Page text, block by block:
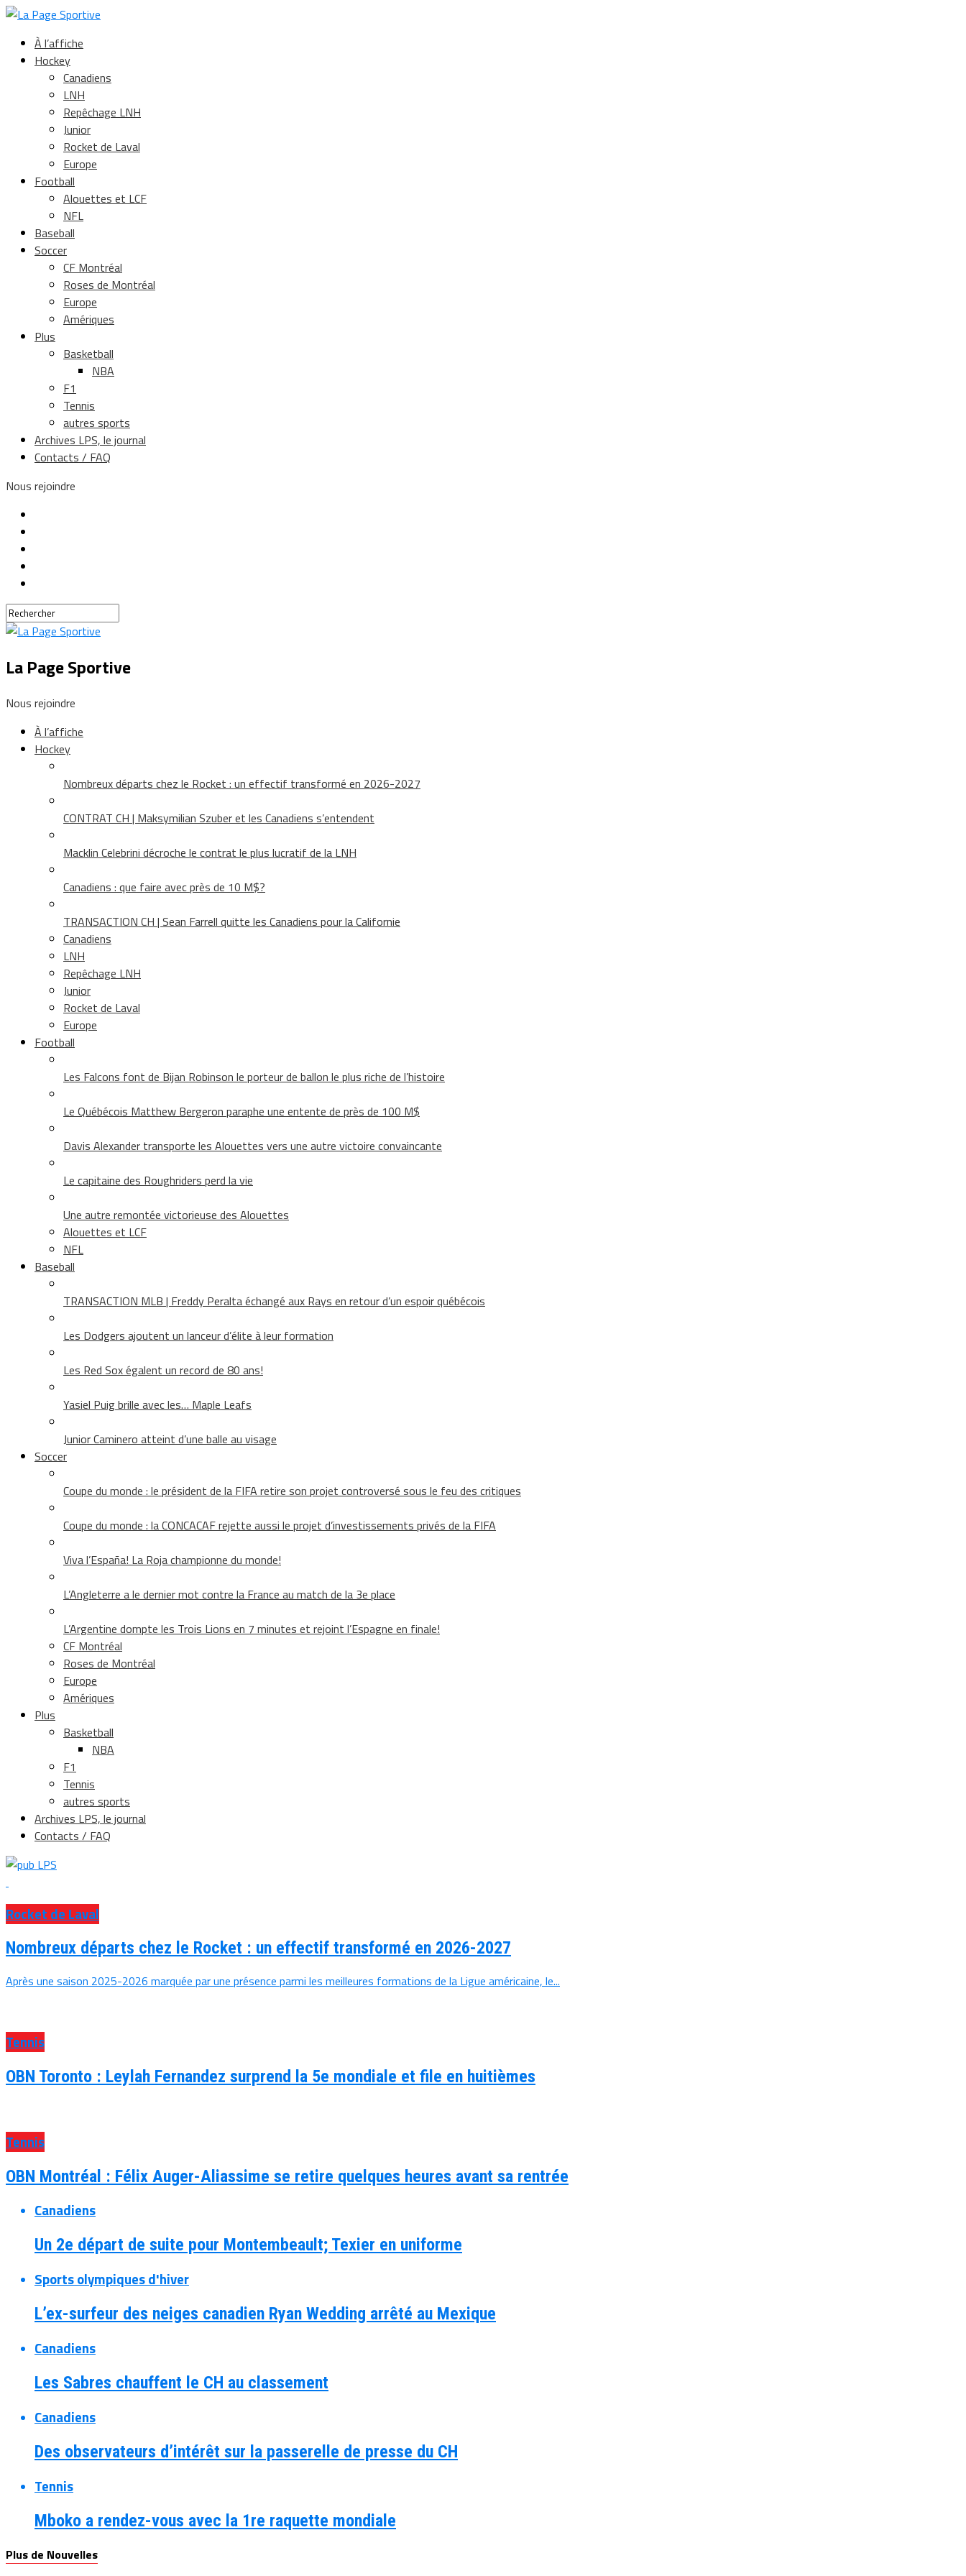
À l’affiche
Hockey
Canadiens
LNH
Repêchage LNH
Junior
Rocket de Laval
Europe
Football
Alouettes et LCF
NFL
Baseball
Soccer
CF Montréal
Roses de Montréal
Europe
Amériques
Plus
Basketball
NBA
F1
Tennis
autres sports
Archives LPS, le journal
Contacts / FAQ
Nous rejoindre
La Page Sportive
Nous rejoindre
À l’affiche
Hockey
Nombreux départs chez le Rocket : un effectif transformé en 2026-2027
CONTRAT CH | Maksymilian Szuber et les Canadiens s’entendent
Macklin Celebrini décroche le contrat le plus lucratif de la LNH
Canadiens : que faire avec près de 10 M$?
TRANSACTION CH | Sean Farrell quitte les Canadiens pour la Californie
Canadiens
LNH
Repêchage LNH
Junior
Rocket de Laval
Europe
Football
Les Falcons font de Bijan Robinson le porteur de ballon le plus riche de l’histoire
Le Québécois Matthew Bergeron paraphe une entente de près de 100 M$
Davis Alexander transporte les Alouettes vers une autre victoire convaincante
Le capitaine des Roughriders perd la vie
Une autre remontée victorieuse des Alouettes
Alouettes et LCF
NFL
Baseball
TRANSACTION MLB | Freddy Peralta échangé aux Rays en retour d’un espoir québécois
Les Dodgers ajoutent un lanceur d’élite à leur formation
Les Red Sox égalent un record de 80 ans!
Yasiel Puig brille avec les… Maple Leafs
Junior Caminero atteint d’une balle au visage
Soccer
Coupe du monde : le président de la FIFA retire son projet controversé sous le feu des critiques
Coupe du monde : la CONCACAF rejette aussi le projet d’investissements privés de la FIFA
Viva l’España! La Roja championne du monde!
L’Angleterre a le dernier mot contre la France au match de la 3e place
L’Argentine dompte les Trois Lions en 7 minutes et rejoint l’Espagne en finale!
CF Montréal
Roses de Montréal
Europe
Amériques
Plus
Basketball
NBA
F1
Tennis
autres sports
Archives LPS, le journal
Contacts / FAQ
Rocket de Laval
Nombreux départs chez le Rocket : un effectif transformé en 2026-2027
Après une saison 2025-2026 marquée par une présence parmi les meilleures formations de la Ligue américaine, le...
Tennis
OBN Toronto : Leylah Fernandez surprend la 5e mondiale et file en huitièmes
Tennis
OBN Montréal : Félix Auger-Aliassime se retire quelques heures avant sa rentrée
Canadiens
Un 2e départ de suite pour Montembeault; Texier en uniforme
Sports olympiques d'hiver
L’ex-surfeur des neiges canadien Ryan Wedding arrêté au Mexique
Canadiens
Les Sabres chauffent le CH au classement
Canadiens
Des observateurs d’intérêt sur la passerelle de presse du CH
Tennis
Mboko a rendez-vous avec la 1re raquette mondiale
Plus de Nouvelles